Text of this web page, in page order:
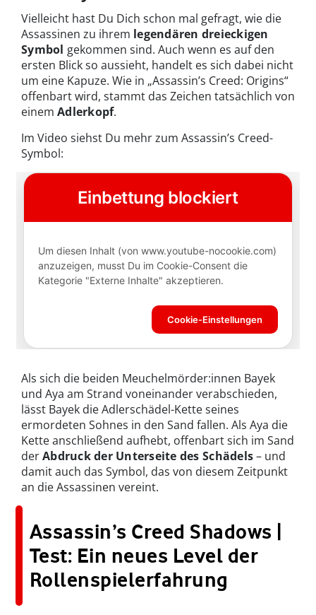
Vielleicht hast Du Dich schon mal gefragt, wie die
Assassinen zu ihrem legendären dreieckigen
Symbol gekommen sind. Auch wenn es auf den
ersten Blick so aussieht, handelt es sich dabei nicht
um eine Kapuze. Wie in „Assassin’s Creed: Origins“
offenbart wird, stammt das Zeichen tatsächlich von
einem Adlerkopf.
Im Video siehst Du mehr zum Assassin’s Creed-
Symbol:
Als sich die beiden Meuchelmörder:innen Bayek
und Aya am Strand voneinander verabschieden,
lässt Bayek die Adlerschädel-Kette seines
ermordeten Sohnes in den Sand fallen. Als Aya die
Kette anschließend aufhebt, offenbart sich im Sand
derAbdruck der Unterseite des Schädels– und
damit auch das Symbol, das von diesem Zeitpunkt
an die Assassinen vereint.
Assassin’s Creed Shadows |
Test: Ein neues Level der
Rollenspielerfahrung